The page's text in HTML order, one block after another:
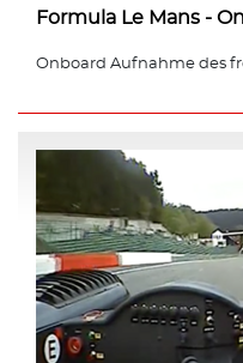
Formula Le Mans -
Onboard Aufnahme des